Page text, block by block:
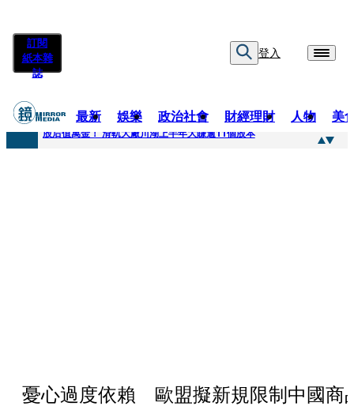
訂閱
紙本雜
誌
登入
最新 娛樂 政治社會 財經理財 人物 美
快訊
股后值萬金！ 滑軌大廠川湖上半年大賺逾11個股本
憂心過度依賴 歐盟擬新規限制中國商